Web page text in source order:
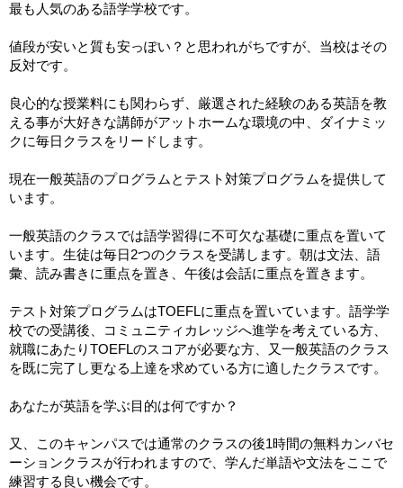
最も人気のある語学学校です。
値段が安いと質も安っぽい？と思われがちですが、当校はその
反対です。
良心的な授業料にも関わらず、厳選された経験のある英語を教
える事が大好きな講師がアットホームな環境の中、ダイナミッ
クに毎日クラスをリードします。
現在一般英語のプログラムとテスト対策プログラムを提供して
います。
一般英語のクラスでは語学習得に不可欠な基礎に重点を置いて
います。生徒は毎日2つのクラスを受講します。朝は文法、語
彙、読み書きに重点を置き、午後は会話に重点を置きます。
テスト対策プログラムはTOEFLに重点を置いています。語学学
校での受講後、コミュニティカレッジへ進学を考えている方、
就職にあたりTOEFLのスコアが必要な方、又一般英語のクラス
を既に完了し更なる上達を求めている方に適したクラスです。
あなたが英語を学ぶ目的は何ですか？
又、このキャンパスでは通常のクラスの後1時間の無料カンバセ
ーションクラスが行われますので、学んだ単語や文法をここで
練習する良い機会です。